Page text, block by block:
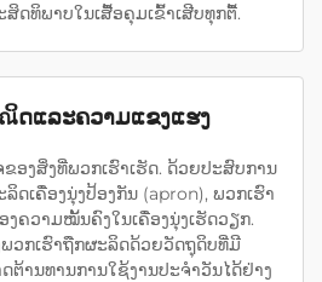
ສິດທິພາບໃນເສື້ອຄຸມເຂົ້າເສີບທຸກຕື້.
ດແລະຄວາມແຂງແຮງ
ອງສິ່ງທີ່ພວກເຮົາເຮັດ. ດ້ວຍປະສົບການ
ດເຄື່ອງນຸ່ງປ້ອງກັນ (apron), ພວກເຮົາ
ຄວາມໝັ້ນຄົງໃນເຄື່ອງນຸ່ງເຮັດວຽກ.
ພວກເຮົາຖືກຜະລິດດ້ວຍວັດຖຸດິບທີ່ມີ
ຕ້ານທານການໃຊ້ງານປະຈຳວັນໄດ້ຢ່າງ